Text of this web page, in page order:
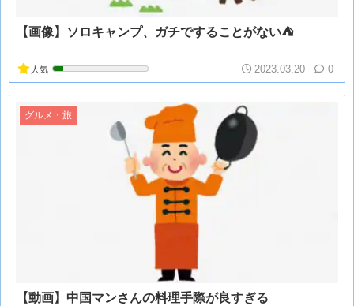
【画像】ソロキャンプ、ガチですることがない⛺
人気 2023.03.20 0
グルメ・旅
【動画】中国マンさんの料理手際が良すぎる